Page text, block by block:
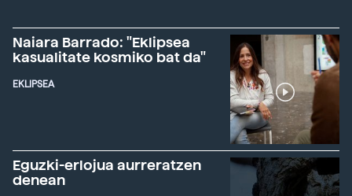
Naiara Barrado: "Eklipsea
kasualitate kosmiko bat da"
EKLIPSEA
Eguzki-erlojua aurreratzen
denean